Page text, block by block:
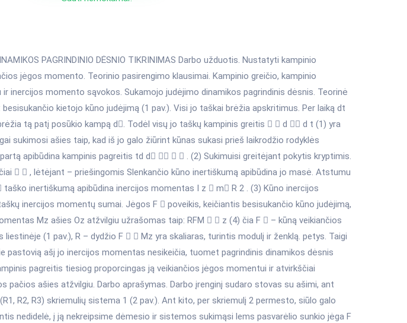
PAGRINDINIO DĖSNIO TIKRINIMAS Darbo užduotis. Nustatyti kampinio
jėgos momento. Teorinio pasirengimo klausimai. Kampinio greičio, kampinio
inercijos momento sąvokos. Sukamojo judėjimo dinamikos pagrindinis dėsnis. Teorinė
kietojo kūno judėjimą (1 pav.). Visi jo taškai brėžia apskritimus. Per laiką dt
tą patį posūkio kampą d. Todėl visų jo taškų kampinis greitis   d  d t (1) yra
sukimosi ašies taip, kad iš jo galo žiūrint kūnas sukasi prieš laikrodžio rodyklės
apibūdina kampinis pagreitis td d    . (2) Sukimuisi greitėjant pokytis kryptimis.
  , lėtėjant – priešingomis Slenkančio kūno inertiškumą apibūdina jo masė. Atstumu
inertiškumą apibūdina inercijos momentas I z  m R 2 . (3) Kūno inercijos
inercijos momentų sumai. Jėgos F  poveikis, keičiantis besisukančio kūno judėjimą,
Mz ašies Oz atžvilgiu užrašomas taip: RFM   z (4) čia F  – kūną veikiančios
(1 pav.), R – dydžio F   Mz yra skaliaras, turintis modulį ir ženklą. petys. Taigi
pastovią ašį jo inercijos momentas nesikeičia, tuomet pagrindinis dinamikos dėsnis
pagreitis tiesiog proporcingas ją veikiančios jėgos momentui ir atvirkščiai
pačios ašies atžvilgiu. Darbo aprašymas. Darbo įrenginį sudaro stovas su ašimi, ant
R2, R3) skriemulių sistema 1 (2 pav.). Ant kito, per skriemulį 2 permesto, siūlo galo
nedidelė, į ją nekreipsime dėmesio ir sistemos sukimąsi lems pasvarėlio sunkio jėga F